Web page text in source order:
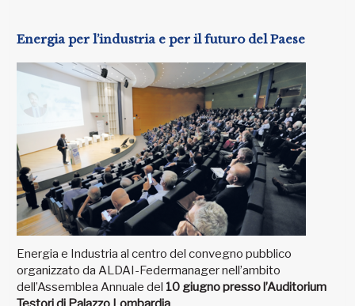
Energia per l’industria e per il futuro del Paese
Energia e Industria al centro del convegno pubblico
organizzato da ALDAI-Federmanager nell’ambito
dell’Assemblea Annuale del 10 giugno presso l’Auditorium